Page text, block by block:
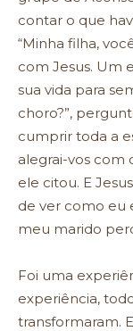
contar o que
“Minha filha,
com Jesus. Um
sua vida para
choro?”,
cumprir toda a
alegrai-vos com
ele citou. E
de ver como eu
meu marido
Foi uma
experiência,
transformaram.